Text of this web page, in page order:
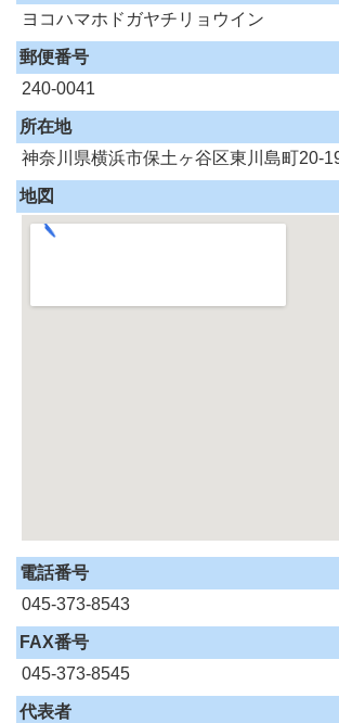
ヨコハマホドガヤチリョウイン
郵便番号
240-0041
所在地
神奈川県横浜市保土ヶ谷区東川島町20-
地図
電話番号
045-373-8543
FAX番号
045-373-8545
代表者